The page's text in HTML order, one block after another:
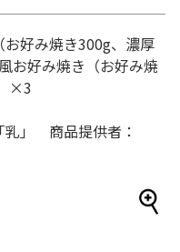
好み焼き300g、濃厚
お好み焼き（お好み焼
×3
」 商品提供者：